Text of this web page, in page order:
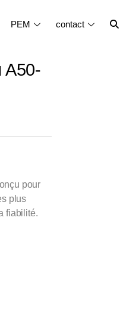
PEM contact
A50-
pour
plus
fiabilité.